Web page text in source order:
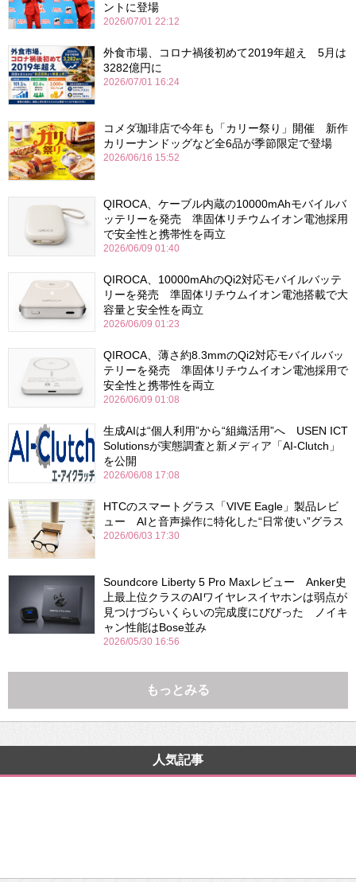
ントに登場
2026/07/01 22:12
外食市場、コロナ禍後初めて2019年超え 5月は
3282億円に
2026/07/01 16:24
コメダ珈琲店で今年も「カリー祭り」開催 新作
カリーナンドッグなど全6品が季節限定で登場
2026/06/16 15:52
QIROCA、ケーブル内蔵の10000mAhモバイルバ
ッテリーを発売 準固体リチウムイオン電池採用
で安全性と携帯性を両立
2026/06/09 01:40
QIROCA、10000mAhのQi2対応モバイルバッテ
リーを発売 準固体リチウムイオン電池搭載で大
容量と安全性を両立
2026/06/09 01:23
QIROCA、薄さ約8.3mmのQi2対応モバイルバッ
テリーを発売 準固体リチウムイオン電池採用で
安全性と携帯性を両立
2026/06/09 01:08
生成AIは“個人利用”から“組織活用”へ USEN ICT
Solutionsが実態調査と新メディア「AI-Clutch」
を公開
2026/06/08 17:08
HTCのスマートグラス「VIVE Eagle」製品レビ
ュー AIと音声操作に特化した“日常使い”グラス
2026/06/03 17:30
Soundcore Liberty 5 Pro Maxレビュー Anker史
上最上位クラスのAIワイヤレスイヤホンは弱点が
見つけづらいくらいの完成度にびびった ノイキ
ャン性能はBose並み
2026/05/30 16:56
もっとみる
人気記事